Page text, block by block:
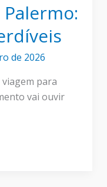
de 2026
para
vai ouvir